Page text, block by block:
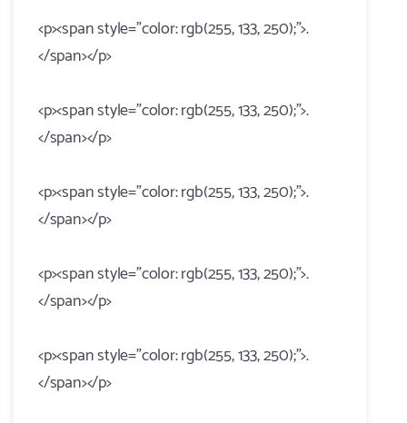
<p><span style="color: rgb(255, 133, 250);">.
</span></p>
<p><span style="color: rgb(255, 133, 250);">.
</span></p>
<p><span style="color: rgb(255, 133, 250);">.
</span></p>
<p><span style="color: rgb(255, 133, 250);">.
</span></p>
<p><span style="color: rgb(255, 133, 250);">.
</span></p>